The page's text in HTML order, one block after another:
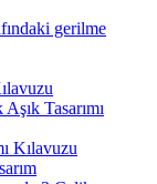
gerilme
Tasarımı
Kılavuzu